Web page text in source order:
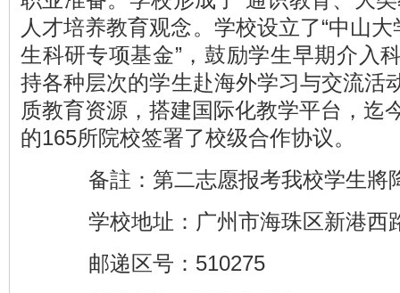
人才培养教育观念。学校设立了“中山
生科研专项基金”，鼓励学生早期介入
持各种层次的学生赴海外学习与交流活
质教育资源，搭建国际化教学平台，迄
的165所院校签署了校级合作协议。
备註：第二志愿报考我校学生將
学校地址：广州市海珠区新港西
邮递区号：510275